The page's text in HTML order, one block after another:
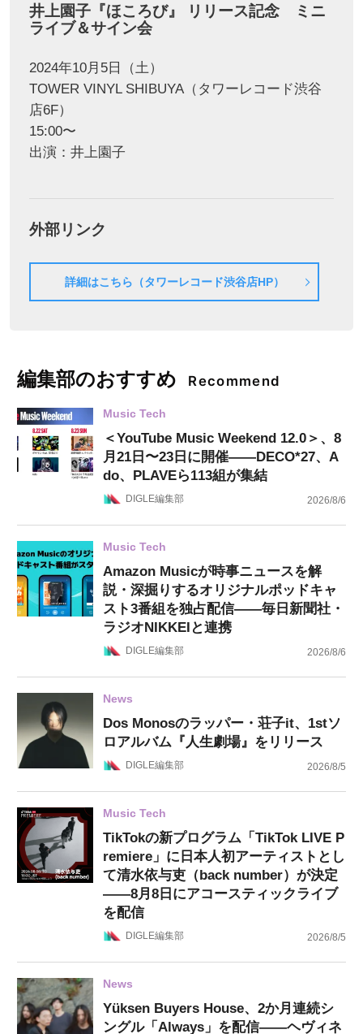
井上園子『ほころび』 リリース記念 ミニ
ライブ＆サイン会
2024年10月5日（土）
TOWER VINYL SHIBUYA（タワーレコード渋谷
店6F）
15:00〜
出演：井上園子
外部リンク
詳細はこちら（タワーレコード渋谷店HP）
編集部のおすすめ Recommend
Music Tech
＜YouTube Music Weekend 12.0＞、8
月21日〜23日に開催——DECO*27、A
do、PLAVEら113組が集結
DIGLE編集部 2026/8/6
Music Tech
Amazon Musicが時事ニュースを解
説・深掘りするオリジナルポッドキャ
スト3番組を独占配信——毎日新聞社・
ラジオNIKKEIと連携
DIGLE編集部 2026/8/6
News
Dos Monosのラッパー・荘子it、1stソ
ロアルバム『人生劇場』をリリース
DIGLE編集部 2026/8/5
Music Tech
TikTokの新プログラム「TikTok LIVE P
remiere」に日本人初アーティストとし
て清水依与吏（back number）が決定
——8月8日にアコースティックライブ
を配信
DIGLE編集部 2026/8/5
News
Yüksen Buyers House、2か月連続シ
ングル「Always」を配信——ヘヴィネ